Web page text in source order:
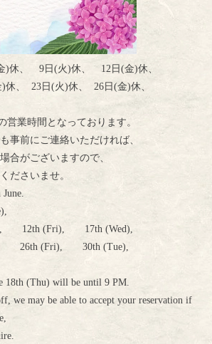
)休、 9日(火)休、 12日(金)休、
、 23日(火)休、 26日(金)休、
業時間となっております。
事前にご連絡いただければ、
合がございますので、
ださいませ。
12th (Fri), 17th (Wed),
26th (Fri), 30th (Tue),
18th (Thu) will be until 9 PM.
we may be able to accept your reservation if